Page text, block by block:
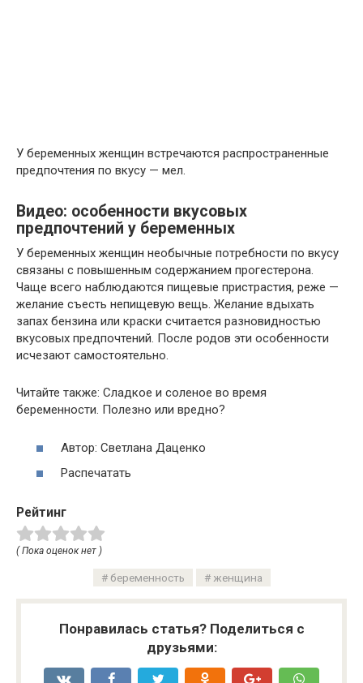
У беременных женщин встречаются распространенные
предпочтения по вкусу — мел.
Видео: особенности вкусовых
предпочтений у беременных
У беременных женщин необычные потребности по вкусу
связаны с повышенным содержанием прогестерона.
Чаще всего наблюдаются пищевые пристрастия, реже —
желание съесть непищевую вещь. Желание вдыхать
запах бензина или краски считается разновидностью
вкусовых предпочтений. После родов эти особенности
исчезают самостоятельно.
Читайте также: Сладкое и соленое во время
беременности. Полезно или вредно?
Автор: Светлана Даценко
Распечатать
Рейтинг
( Пока оценок нет )
беременность женщина
Понравилась статья? Поделиться с
друзьями: